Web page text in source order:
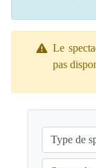
Le
pas